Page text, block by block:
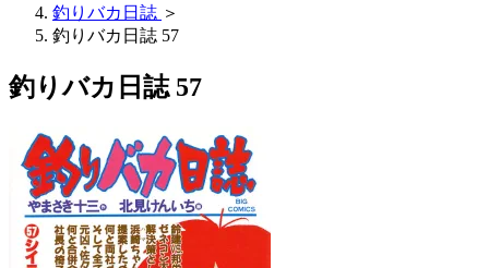
釣りバカ日誌 ＞
釣りバカ日誌 57
釣りバカ日誌 57